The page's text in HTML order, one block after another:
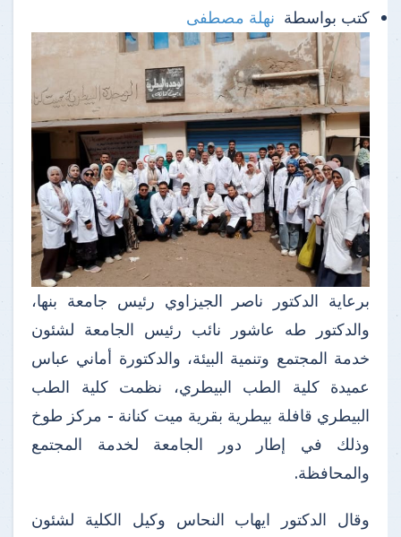
كتب بواسطة نهلة مصطفى
برعاية الدكتور ناصر الجيزاوي رئيس جامعة بنها،
والدكتور طه عاشور نائب رئيس الجامعة لشئون
خدمة المجتمع وتنمية البيئة، والدكتورة أماني عباس
عميدة كلية الطب البيطري، نظمت كلية الطب
البيطري قافلة بيطرية بقرية ميت كنانة - مركز طوخ
وذلك في إطار دور الجامعة لخدمة المجتمع
والمحافظة.
وقال الدكتور ايهاب النحاس وكيل الكلية لشئون